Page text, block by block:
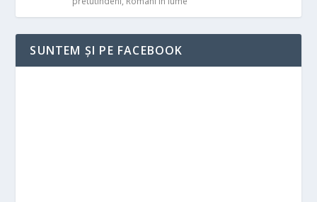
SUNTEM ȘI PE FACEBOOK